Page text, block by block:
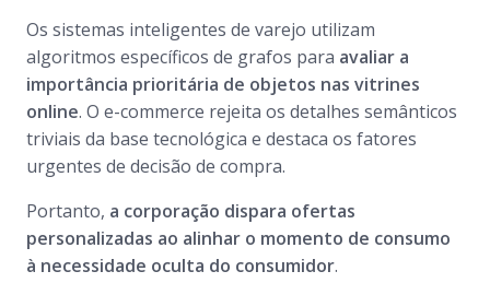
Os sistemas inteligentes de varejo utilizam
algoritmos específicos de grafos para avaliar a
importância prioritária de objetos nas vitrines
online. O e-commerce rejeita os detalhes semânticos
triviais da base tecnológica e destaca os fatores
urgentes de decisão de compra.
Portanto, a corporação dispara ofertas
personalizadas ao alinhar o momento de consumo
à necessidade oculta do consumidor.